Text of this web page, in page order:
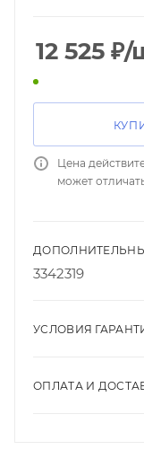
12 525 ₽/
Цена
может
3342319
УСЛОВИЯ
ОПЛАТА И